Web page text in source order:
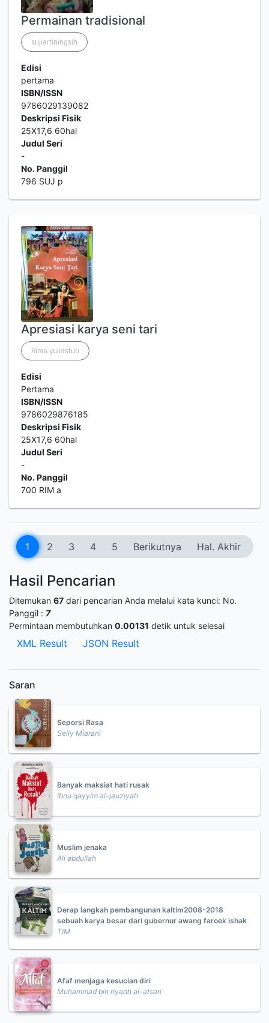
Permainan tradisional
sujiartiningsih
Edisi
pertama
ISBN/ISSN
9786029139082
Deskripsi Fisik
25X17,6 60hal
Judul Seri
-
No. Panggil
796 SUJ p
Apresiasi karya seni tari
Rima yuliastuti
Edisi
Pertama
ISBN/ISSN
9786029876185
Deskripsi Fisik
25X17,6 60hal
Judul Seri
-
No. Panggil
700 RIM a
1 2 3 4 5 Berikutnya Hal. Akhir
Hasil Pencarian
Ditemukan 67 dari pencarian Anda melalui kata kunci: No.
Panggil : 7
Permintaan membutuhkan 0.00131 detik untuk selesai
XML Result JSON Result
Saran
Seporsi Rasa
Selly Miarani
Banyak maksiat hati rusak
Ibnu qayyim al-jauziyah
Muslim jenaka
Ali abdullah
Derap langkah pembangunan kaltim2008-2018
sebuah karya besar dari gubernur awang faroek ishak
TIM
Afaf menjaga kesucian diri
Muhammad bin riyadh al-atsari